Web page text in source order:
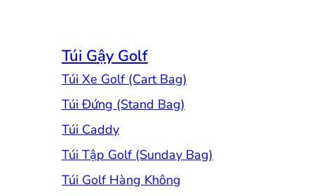
Túi Gậy Golf
Túi Xe Golf (Cart Bag)
Túi Đứng (Stand Bag)
Túi Caddy
Túi Tập Golf (Sunday Bag)
Túi Golf Hàng Không